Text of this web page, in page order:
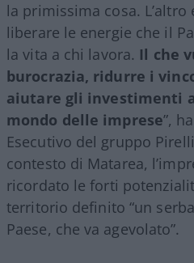
la primissima cosa.
liberare le energie che il
la vita a chi lavora. Il che
burocrazia, ridurre i
aiutare gli investimenti
mondo delle imprese”,
Esecutivo del gruppo
contesto di Matarea,
ricordato le forti
territorio definito “un
Paese, che va agevolato”.